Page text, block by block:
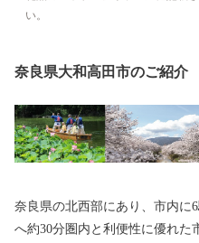
い。
奈良県大和高田市のご紹介
奈良県の北西部にあり、市内に
へ約30分圏内と利便性に優れた